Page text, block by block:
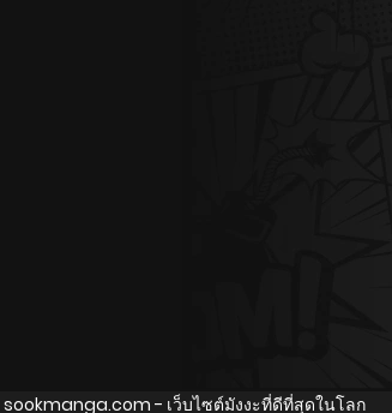
sookmanga.com - เว็บไซต์มังงะที่ดีที่สุดในโลก